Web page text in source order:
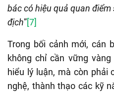
bác có hiệu quả quan
địch”[7]
Trong bối cảnh mới, cán
không chỉ cần vững
hiểu lý luận, mà còn phải
nghệ, thành thạo các kỹ